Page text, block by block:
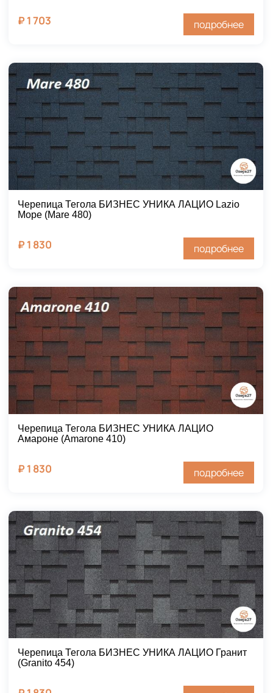
₽ 1 703 подробнее
Черепица Тегола БИЗНЕС УНИКА ЛАЦИО Lazio
Море (Mare 480)
₽ 1 830 подробнее
Черепица Тегола БИЗНЕС УНИКА ЛАЦИО
Амароне (Amarone 410)
₽ 1 830 подробнее
Черепица Тегола БИЗНЕС УНИКА ЛАЦИО Гранит
(Granito 454)